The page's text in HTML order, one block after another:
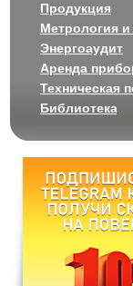
Продукция
Метрология
Энергоаудит
Аренда
Техническая
Библиотека